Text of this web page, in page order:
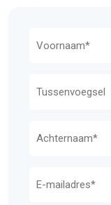
Naam
Geen
Naam
E-